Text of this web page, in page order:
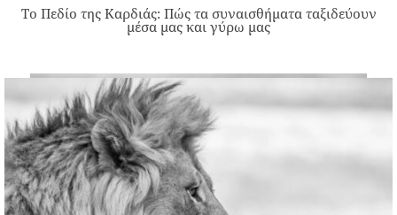
Το Πεδίο της Καρδιάς: Πώς τα συναισθήματα ταξιδεύουν
μέσα μας και γύρω μας